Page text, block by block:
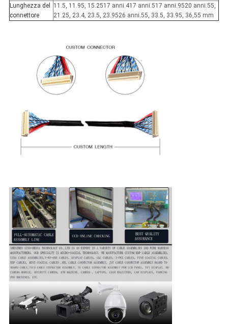
Lunghezza del
connettore
11.5, 11.95, 15.2517 anni.417 anni.517 anni.9520 anni.55,
21.25, 23.4, 23.5, 23.9526 anni.55, 33.5, 33.95, 36,55 mm